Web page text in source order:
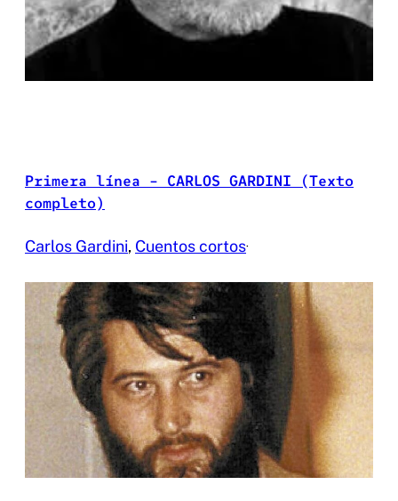
Primera línea – CARLOS GARDINI (Texto
completo)
Carlos Gardini, Cuentos cortos·